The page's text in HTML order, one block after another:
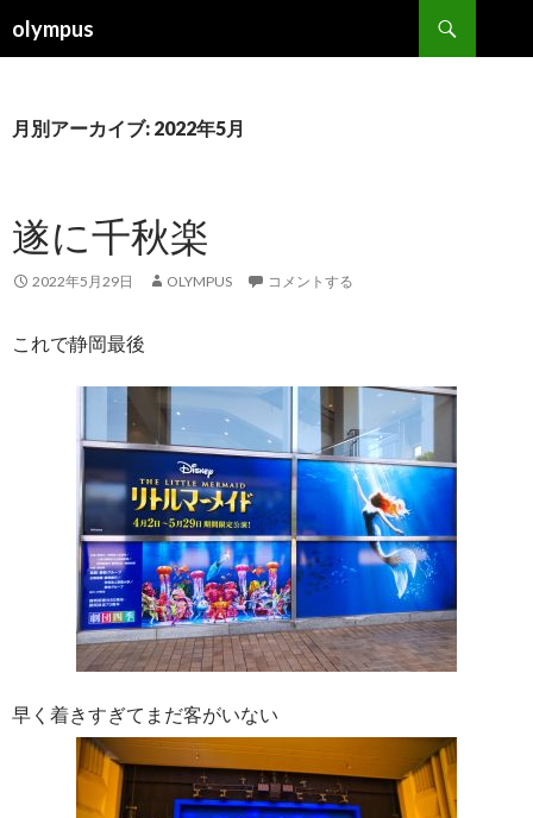
olympus
索
ン
キ
ッ
プ
月別アーカイブ: 2022年5月
遂に千秋楽
2022年5月29日 OLYMPUS コメントする
これで静岡最後
早く着きすぎてまだ客がいない